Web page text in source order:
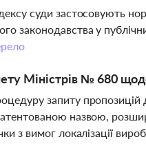
суди застосовують
законодавства у
Міністрів № 680 щодо
запиту пропозицій
назвою,
з вимог локалізації